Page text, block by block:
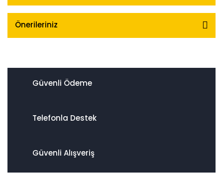
Önerileriniz
Güvenli Ödeme
Telefonla Destek
Güvenli Alışveriş